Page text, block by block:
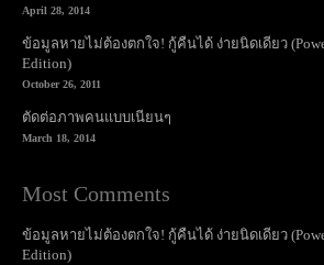
April 28, 2014
ข้อมูลหายไม่ต้องตกใจ! กู้คืนได้ ง่ายนิดเดียว
Edition)
October 26, 2011
ตัดต่อภาพคนแบบเนียนๆ
March 18, 2014
Most Comments
ข้อมูลหายไม่ต้องตกใจ! กู้คืนได้ ง่ายนิดเดียว
Edition)